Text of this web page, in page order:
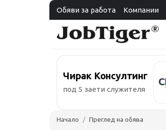
Обяви за работа Компании
Чирак Консултинг
под 5 заети служителя
Начало Преглед на обява